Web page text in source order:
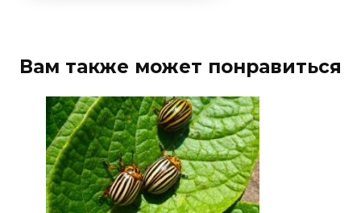
Вам также может понравиться